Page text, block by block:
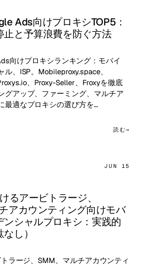
Ads向けプロキシTOP5：
止と予算浪費を防ぐ方法
向けプロキシランキング：モバイ
ル、ISP。Mobileproxy.space、
、Proxy-Seller、Froxyを徹底
グアップ、ファーミング、マルチア
最適なプロキシの選び方を…
読む
JUN 15
るアービトラージ、
アカウンティング向けモバ
ンシャルプロキシ：実践的
し）
ラージ、SMM、マルチアカウンティ